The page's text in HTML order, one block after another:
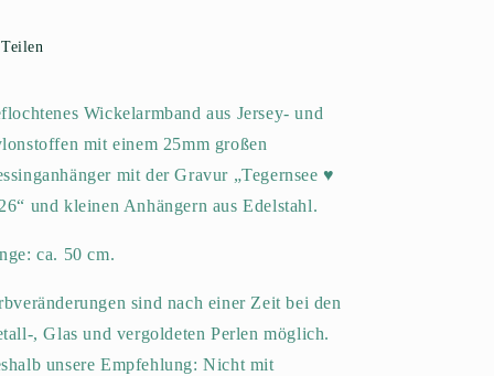
Teilen
Wickelarmband aus Jersey- und
mit einem 25mm großen
mit der Gravur „Tegernsee ♥️
und kleinen Anhängern aus Edelstahl.
ca. 50 cm.
sind nach einer Zeit bei den
, Glas und vergoldeten Perlen möglich.
unsere Empfehlung: Nicht mit